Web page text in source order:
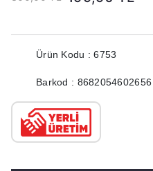
Ürün Kodu : 6753
Barkod : 8682054602656